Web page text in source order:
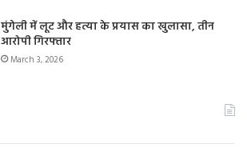
मुंगेली में लूट और हत्या के प्रयास का खुलासा, तीन
आरोपी गिरफ्तार
March 3, 2026